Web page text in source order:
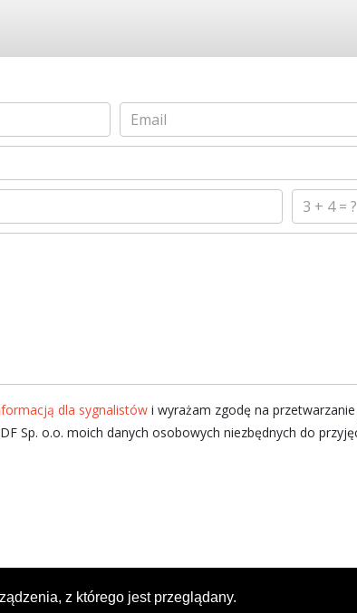
z którego jest przeglądany.
dla sygnalistów i wyrażam zgodę na
Sp. o.o. moich danych osobowych niezbędnych do
1992 © 2026 Zeman HDF Sp. z o.o.